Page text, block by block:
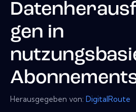
gen in
Herausgegeben von: DigitalRoute